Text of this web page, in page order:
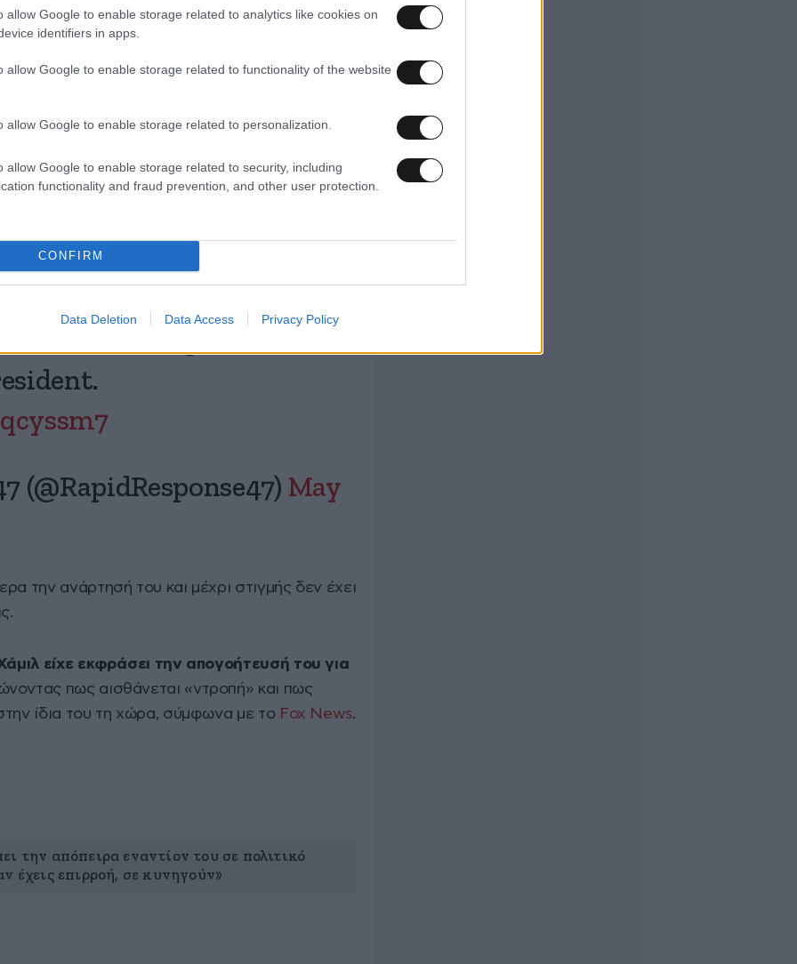
allow Google to enable storage related to analytics like cookies on
identifiers in apps.
allow Google to enable storage related to functionality of the website
allow Google to enable storage related to personalization.
allow Google to enable storage related to security, including
functionality and fraud prevention, and other user protection.
CONFIRM
Data Deletion Data Access Privacy Policy
sick individual.
just can’t help
exactly what has
attempts in two
(@RapidResponse47) May
την ανάρτησή του και μέχρι στιγμής δεν έχει
είχε εκφράσει την απογοήτευσή του για
πως αισθάνεται «ντροπή» και πως
ίδια του τη χώρα, σύμφωνα με το Fox News.
την απόπειρα εναντίον του σε πολιτικό
έχεις επιρροή, σε κυνηγούν»